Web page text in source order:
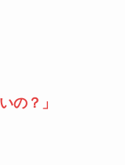
の？」